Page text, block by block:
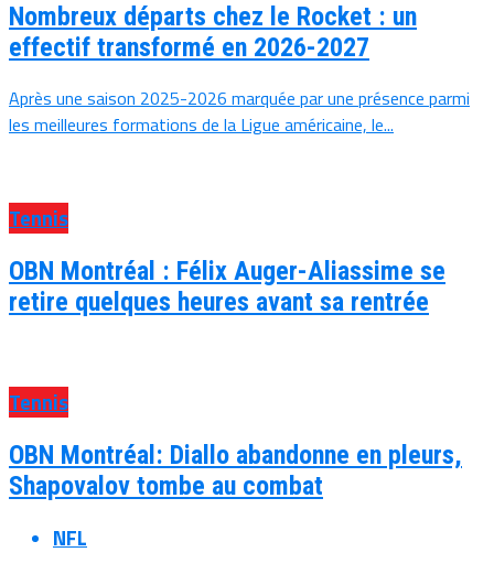
Nombreux départs chez le Rocket : un
effectif transformé en 2026-2027
Après une saison 2025-2026 marquée par une présence parmi
les meilleures formations de la Ligue américaine, le...
Tennis
OBN Montréal : Félix Auger-Aliassime se
retire quelques heures avant sa rentrée
Tennis
OBN Montréal: Diallo abandonne en pleurs,
Shapovalov tombe au combat
NFL